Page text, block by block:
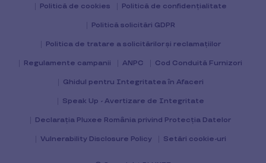
Politică de cookies Politică de confidențialitate
Politică solicitări GDPR
Politica de tratare a solicitărilor și reclamațiilor
Regulamente campanii ANPC Cod Conduită Furnizori
Ghidul pentru Integritatea în Afaceri
Speak Up - Avertizare de Integritate
Declarația Pluxee România privind Protecția Datelor
Vulnerability Disclosure Policy Setări cookie-uri